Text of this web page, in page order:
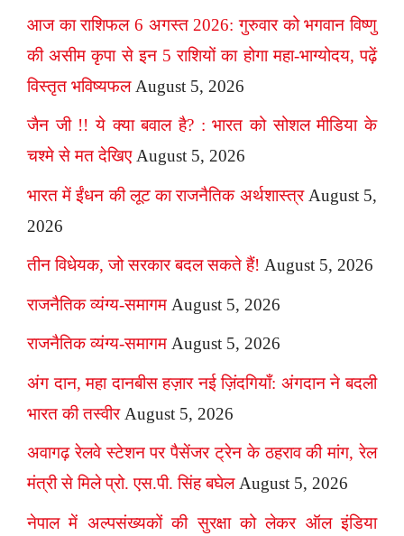
आज का राशिफल 6 अगस्त 2026: गुरुवार को भगवान विष्णु
की असीम कृपा से इन 5 राशियों का होगा महा-भाग्योदय, पढ़ें
विस्तृत भविष्यफल August 5, 2026
जैन जी !! ये क्या बवाल है? : भारत को सोशल मीडिया के
चश्मे से मत देखिए August 5, 2026
भारत में ईंधन की लूट का राजनैतिक अर्थशास्त्र August 5,
2026
तीन विधेयक, जो सरकार बदल सकते हैं! August 5, 2026
राजनैतिक व्यंग्य-समागम August 5, 2026
राजनैतिक व्यंग्य-समागम August 5, 2026
अंग दान, महा दानबीस हज़ार नई ज़िंदगियाँ: अंगदान ने बदली
भारत की तस्वीर August 5, 2026
अवागढ़ रेलवे स्टेशन पर पैसेंजर ट्रेन के ठहराव की मांग, रेल
मंत्री से मिले प्रो. एस.पी. सिंह बघेल August 5, 2026
नेपाल में अल्पसंख्यकों की सुरक्षा को लेकर ऑल इंडिया